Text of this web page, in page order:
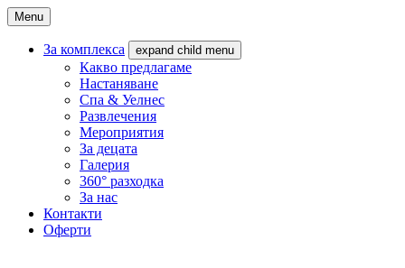
Menu
За комплекса expand child menu
Какво предлагаме
Настаняване
Спа & Уелнес
Развлечения
Мероприятия
За децата
Галерия
360° разходка
За нас
Контакти
Оферти